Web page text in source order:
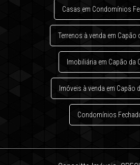
Casas em Condomínios
Terrenos à venda em Capão
Imobiliária em Capão da
Imóveis à venda em Capão
Condomínios